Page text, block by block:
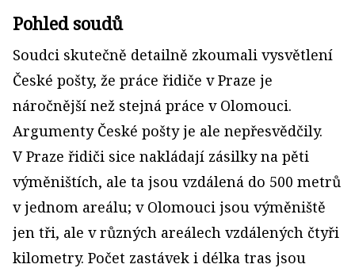
Pohled soudů
Soudci skutečně detailně zkoumali vysvětlení
České pošty, že práce řidiče v Praze je
náročnější než stejná práce v Olomouci.
Argumenty České pošty je ale nepřesvědčily.
V Praze řidiči sice nakládají zásilky na pěti
výměništích, ale ta jsou vzdálená do 500 metrů
v jednom areálu; v Olomouci jsou výměniště
jen tři, ale v různých areálech vzdálených čtyři
kilometry. Počet zastávek i délka tras jsou